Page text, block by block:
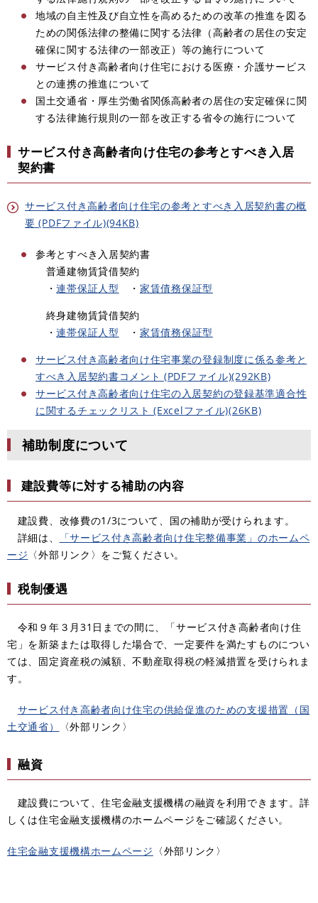
地域の自主性及び自立性を高めるための改革の推進を図る
ための関係法律の整備に関する法律（高齢者の居住の安定
確保に関する法律の一部改正）等の施行について
サービス付き高齢者向け住宅における医療・介護サービス
との連携の推進について
国土交通省・厚生労働省関係高齢者の居住の安定確保に関
する法律施行規則の一部を改正する省令の施行について
サービス付き高齢者向け住宅の参考とすべき入居
契約書
サービス付き高齢者向け住宅の参考とすべき入居契約書の概
要 (PDFファイル)(94KB)
参考とすべき入居契約書
普通建物賃貸借契約
・連帯保証人型 ・家賃債務保証型
終身建物賃貸借契約
・連帯保証人型 ・家賃債務保証型
サービス付き高齢者向け住宅事業の登録制度に係る参考と
すべき入居契約書コメント (PDFファイル)(292KB)
サービス付き高齢者向け住宅の入居契約の登録基準適合性
に関するチェックリスト (Excelファイル)(26KB)
補助制度について
建設費等に対する補助の内容
建設費、改修費の1/3について、国の補助が受けられます。
詳細は、
「サービス付き高齢者向け住宅整備事業」のホームペ
ージ 〈外部リンク〉をご覧ください。
税制優遇
令和９年３月31日までの間に、「サービス付き高齢者向け住
宅」を新築または取得した場合で、一定要件を満たすものについ
ては、固定資産税の減額、不動産取得税の軽減措置を受けられま
す。
サービス付き高齢者向け住宅の供給促進のための支援措置（国
土交通省）
〈外部リンク〉
融資
建設費について、住宅金融支援機構の融資を利用できます。詳
しくは住宅金融支援機構のホームページをご確認ください。
住宅金融支援機構ホームページ 〈外部リンク〉